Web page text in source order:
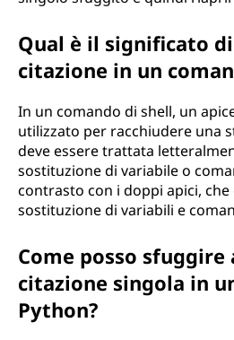
Qual è il significato
citazione in un
In un comando di shell, un
utilizzato per racchiudere una
deve essere trattata
sostituzione di variabile o
contrasto con i doppi apici,
sostituzione di variabili e
Come posso sfuggire
citazione singola in
Python?